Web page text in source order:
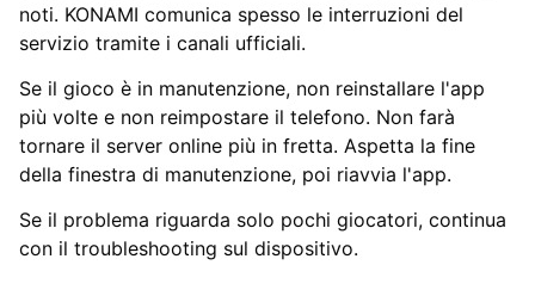
noti. KONAMI comunica spesso le interruzioni del
servizio tramite i canali ufficiali.
Se il gioco è in manutenzione, non reinstallare l'app
più volte e non reimpostare il telefono. Non farà
tornare il server online più in fretta. Aspetta la fine
della finestra di manutenzione, poi riavvia l'app.
Se il problema riguarda solo pochi giocatori, continua
con il troubleshooting sul dispositivo.